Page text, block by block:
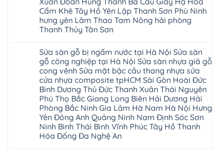
Ninh
Bình
Hưng
Yên
Bình
Đà
Nẵng
Quảng
Ninh
sàn
nhà
thợ
sửa
sàn
Hà
Nội
báo
giá
Dịch
vụ
sửa
chữa
Sửa
sàn
nhựa
giả
gỗ
hèm
khóa
Cẩm Khê Tây Hồ Yên Lập Thanh Sơn Phù Ninh
hưng yên Lâm Thao Tam Nông hải phòng
Thanh Thủy Tân Sơn
bình
luận
ở
Sửa
chữa
sàn
nhựa
giả
gỗ
tại
Hà
Nội
báo
giá
Sửa sàn gỗ bị ngấm nước tại Hà Nội Sửa sàn
gỗ công nghiệp tại Hà Nội Sửa sàn nhựa giả gỗ
cong vênh Sửa mặt bậc cầu thang nhựa sửa
cửa nhựa composite tpHCM Sài Gòn Hoài Đức
Bình Dương Thủ Đức Thanh Xuân Thái Nguyên
Phú Thọ Bắc Giang Long Biên Hải Dương Hải
Phòng Bắc Ninh Gia Lâm Hà Nam Hà Nội Hưng
Yên Đông Anh Quảng Ninh Nam Định Sóc Sơn
Ninh Bình Thái Bình Vĩnh Phúc Tây Hồ Thanh
Hóa Đống Đa Nghệ An